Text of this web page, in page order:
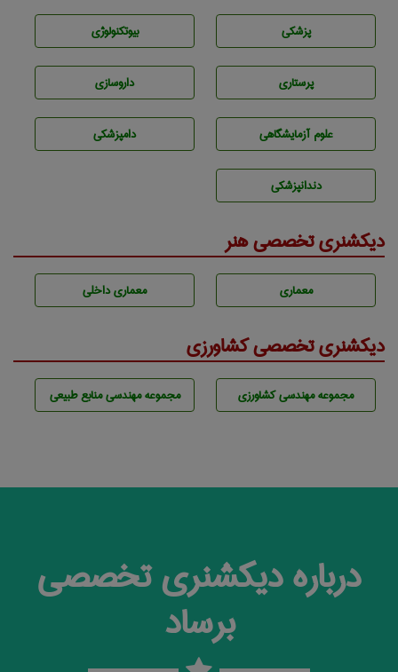
پزشكی بيوتكنولوژی
پرستاری داروسازی
علوم آزمايشگاهی دامپزشكی
دندانپزشكی
دیکشنری تخصصی هنر
معماری معماری داخلی
دیکشنری تخصصی کشاورزی
مجموعه مهندسی كشاورزی مجموعه مهندسی منابع طبيعی
درباره دیکشنری تخصصی
برساد